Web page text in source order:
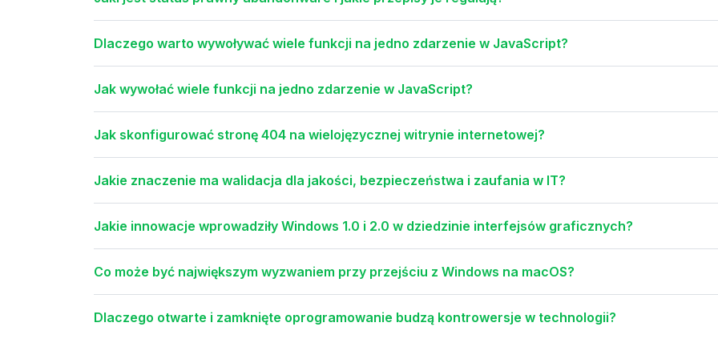
Dlaczego warto wywoływać wiele funkcji na jedno zdarzenie w JavaScript?
Jak wywołać wiele funkcji na jedno zdarzenie w JavaScript?
Jak skonfigurować stronę 404 na wielojęzycznej witrynie internetowej?
Jakie znaczenie ma walidacja dla jakości, bezpieczeństwa i zaufania w IT?
Jakie innowacje wprowadziły Windows 1.0 i 2.0 w dziedzinie interfejsów graficznych?
Co może być największym wyzwaniem przy przejściu z Windows na macOS?
Dlaczego otwarte i zamknięte oprogramowanie budzą kontrowersje w technologii?